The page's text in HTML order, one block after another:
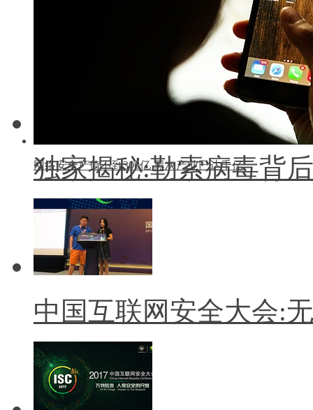
独家揭秘:勒索病毒背
中国互联网安全大会: